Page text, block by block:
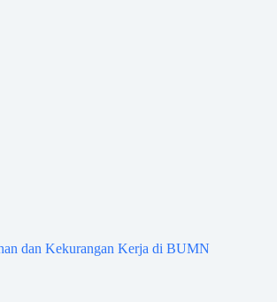
dan Kekurangan Kerja di BUMN